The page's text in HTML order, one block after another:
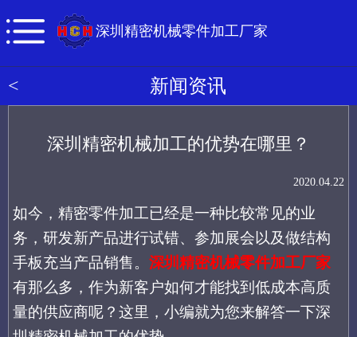
深圳精密机械零件加工厂家
< 新闻资讯
深圳精密机械加工的优势在哪里？
2020.04.22
如今，精密零件加工已经是一种比较常见的业
务，研发新产品进行试错、参加展会以及做结构
手板充当产品销售。 深圳精密机械零件加工厂家
有那么多，作为新客户如何才能找到低成本高质
量的供应商呢？这里，小编就为您来解答一下深